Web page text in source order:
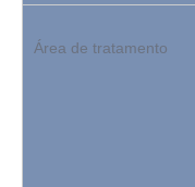
Área de tratamento